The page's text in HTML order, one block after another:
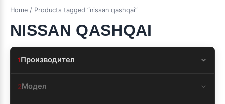
Home / Products tagged “nissan qashqai”
NISSAN QASHQAI
1Производител
2Модел